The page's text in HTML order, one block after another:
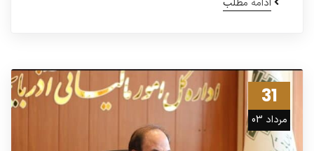
ادامه مطلب
31
مرداد 03